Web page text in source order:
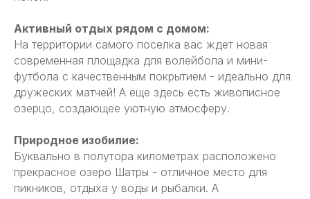
Активный отдых рядом с домом:
На территории самого поселка вас ждет новая
современная площадка для волейбола и мини-
футбола с качественным покрытием - идеально для
дружеских матчей! А еще здесь есть живописное
озерцо, создающее уютную атмосферу.
Природное изобилие:
Буквально в полутора километрах расположено
прекрасное озеро Шатры - отличное место для
пикников, отдыха у воды и рыбалки. А